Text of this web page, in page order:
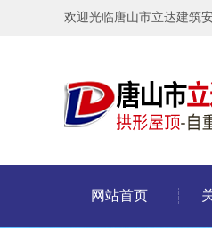
欢迎光临唐山市立达建筑
网站首页